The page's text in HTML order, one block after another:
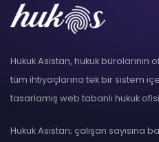
Hukuk Asistan, hukuk
tüm ihtiyaçlarına tek bir sistem
tasarlamış web tabanlı hukuk
Hukuk Asistan; çalışan sayısına